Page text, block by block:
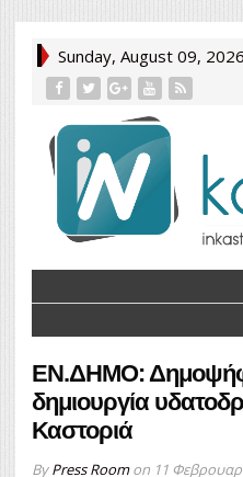
Sunday, August 09, 2026
ΕΝ.ΔΗΜΟ:
δημιουργία
Καστοριά
ByPress Roomon 11